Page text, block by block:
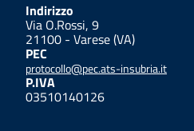
Indirizzo
Via O.Rossi, 9
21100 - Varese (VA)
PEC
protocollo@pec.ats-insubria.it
P.IVA
03510140126